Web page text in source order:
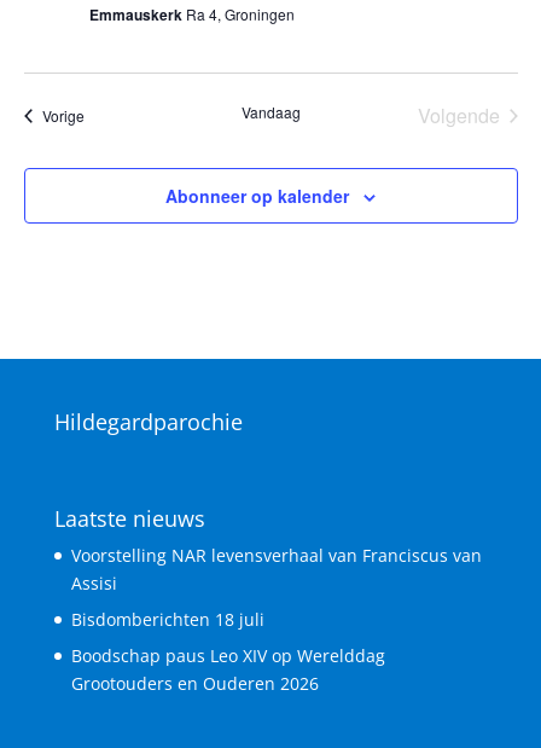
Emmauskerk Ra 4, Groningen
VorigeVieringen Vandaag
Volgende
Abonneer op kalender
Hildegardparochie
Laatste nieuws
Voorstelling NAR levensverhaal van Franciscus van
Assisi
Bisdomberichten 18 juli
Boodschap paus Leo XIV op Werelddag
Grootouders en Ouderen 2026